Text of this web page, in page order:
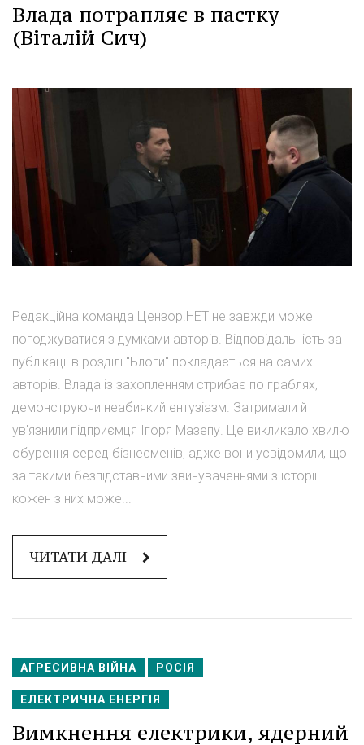
Влада потрапляє в пастку
(Віталій Сич)
Редакційна команда Цензор.НЕТ не завжди може
погоджуватися з думками авторів. Відповідальність за
публікації в розділі "Блоги" покладається на самих
авторів. Влада із захопленням стрибає по граблях,
демонструючи неабиякий ентузіазм. Затримали й
ув'язнили підприємця Ігоря Мазепу. Це викликало хвилю
обурення серед бізнесменів, адже вони усвідомили, що
за такими безпідставними звинуваченнями з історії
кожен з них може...
ЧИТАТИ ДАЛІ
АГРЕСИВНА ВІЙНА РОСІЯ
ЕЛЕКТРИЧНА ЕНЕРГІЯ
Вимкнення електрики, ядерний